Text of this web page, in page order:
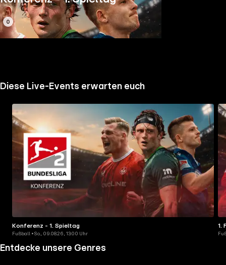
Diese Live-Events erwarten euch
Konferenz - 1. Spieltag
Fußball • So., 09.08.26, 13:00 Uhr
1.
Entdecke unsere Genres